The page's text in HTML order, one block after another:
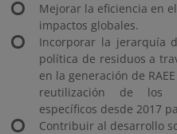
Mejorar la eficiencia en
impactos globales.
Incorporar la jerarquía
política de residuos a
en la generación de
reutilización de los
específicos desde 2017
Contribuir al desarrollo